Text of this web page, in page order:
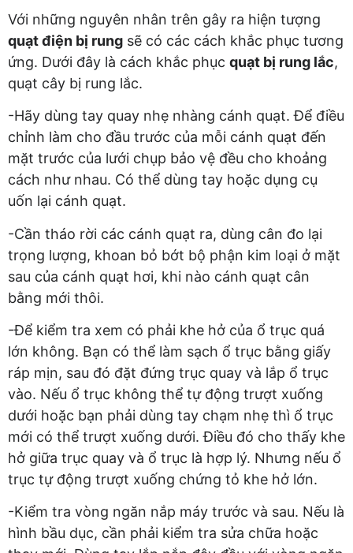
Với những nguyên nhân trên gây ra hiện tượng
quạt điện bị rung sẽ có các cách khắc phục tương
ứng. Dưới đây là cách khắc phục quạt bị rung lắc,
quạt cây bị rung lắc.
-Hãy dùng tay quay nhẹ nhàng cánh quạt. Để điều
chỉnh làm cho đầu trước của mỗi cánh quạt đến
mặt trước của lưới chụp bảo vệ đều cho khoảng
cách như nhau. Có thể dùng tay hoặc dụng cụ
uốn lại cánh quạt.
-Cần tháo rời các cánh quạt ra, dùng cân đo lại
trọng lượng, khoan bỏ bớt bộ phận kim loại ở mặt
sau của cánh quạt hơi, khi nào cánh quạt cân
bằng mới thôi.
-Để kiểm tra xem có phải khe hở của ổ trục quá
lớn không. Bạn có thể làm sạch ổ trục bằng giấy
ráp mịn, sau đó đặt đứng trục quay và lắp ổ trục
vào. Nếu ổ trục không thể tự động trượt xuống
dưới hoặc bạn phải dùng tay chạm nhẹ thì ổ trục
mới có thể trượt xuống dưới. Điều đó cho thấy khe
hở giữa trục quay và ổ trục là hợp lý. Nhưng nếu ổ
trục tự động trượt xuống chứng tỏ khe hở lớn.
-Kiểm tra vòng ngăn nắp máy trước và sau. Nếu là
hình bầu dục, cần phải kiểm tra sửa chữa hoặc